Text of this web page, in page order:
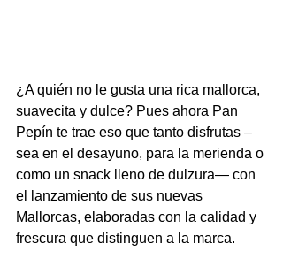
¿A quién no le gusta una rica mallorca,
suavecita y dulce? Pues ahora Pan
Pepín te trae eso que tanto disfrutas –
sea en el desayuno, para la merienda o
como un snack lleno de dulzura— con
el lanzamiento de sus nuevas
Mallorcas, elaboradas con la calidad y
frescura que distinguen a la marca.